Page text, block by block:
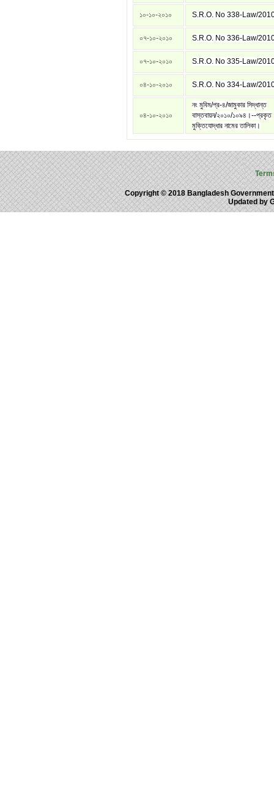
১০-১০-২০১০ S.R.O. No 338-Law/
০৭-১০-২০১০ S.R.O. No 336-Law/
০৭-১০-২০১০ S.R.O. No 335-Law/
০৪-১০-২০১০ S.R.O. No 334-Law/
০৪-১০-২০১০
নং মুবিম/প্র-৪/জামুকার সিদ্ধান্ত
বাস্তবায়ন/২০১০/১০৯৪।--প্রকৃত
মুক্তিযোদ্ধার নামের তালিকা।
Copyright © 2018 Bangladesh
Updated by